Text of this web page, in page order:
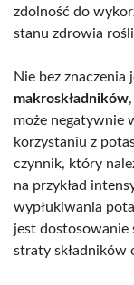
zdolność do
stanu zdrowia
Nie bez znaczenia
makroskładników
może negatywnie
korzystaniu z
czynnik, który
na przykład
wypłukiwania
jest dostosowanie
straty składników